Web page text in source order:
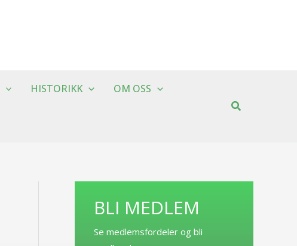
HISTORIKK OM OSS
BLI MEDLEM
Se medlemsfordeler og bli